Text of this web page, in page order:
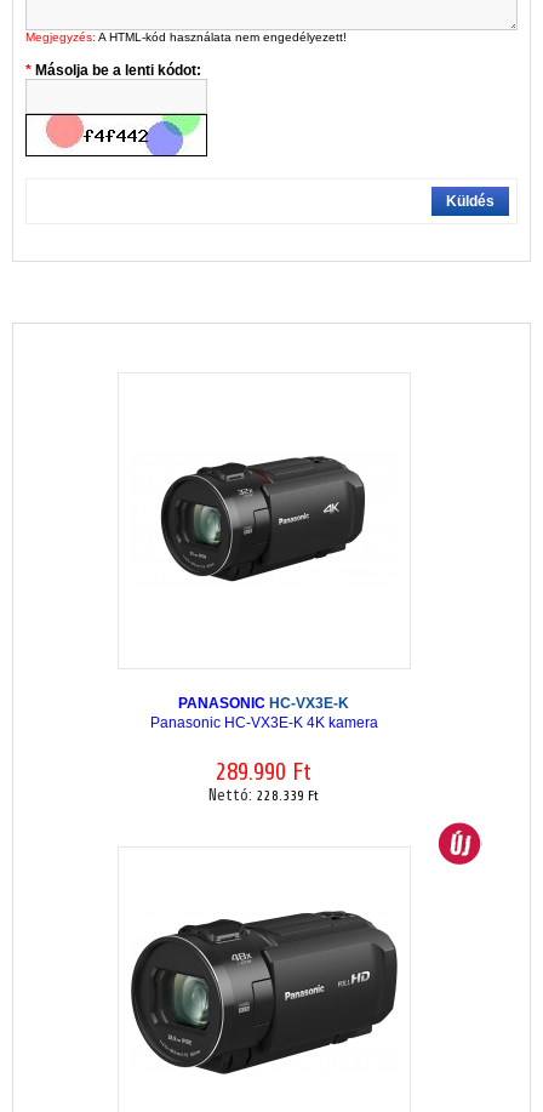
Megjegyzés: A HTML-kód használata nem engedélyezett!
Másolja be a lenti kódot:
Küldés
PANASONIC HC-VX3E-K
Panasonic HC-VX3E-K 4K kamera
289.990 Ft
Nettó: 228.339 Ft